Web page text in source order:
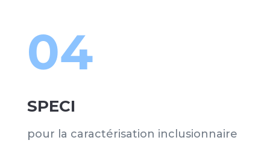
04
SPECI
pour la caractérisation inclusionnaire